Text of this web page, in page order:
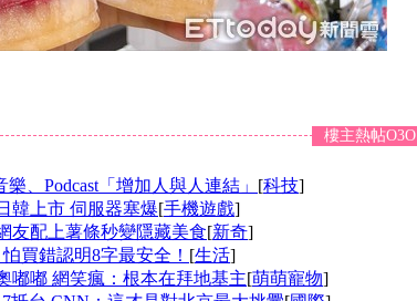
樓主熱帖O3O
、Podcast「增加人與人連結」 [科技]
韓上市 伺服器塞爆[手機遊戲]
友配上薯條秒變隱藏美食[新奇]
買錯認明8字最安全！ [生活]
嘟嘟 網笑瘋：根本在拜地基主[萌萌寵物]